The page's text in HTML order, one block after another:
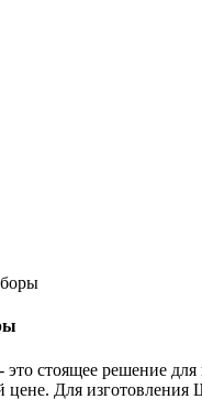
стоящее решение
Для изготовления